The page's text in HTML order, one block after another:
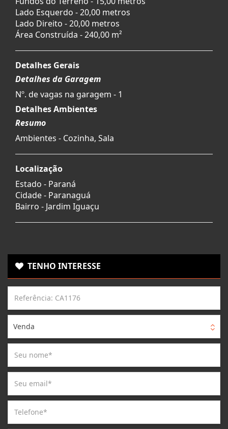
Lado Esquerdo - 20,00 metros
Lado Direito - 20,00 metros
Área Construída - 240,00 m²
Detalhes Gerais
Detalhes da Garagem
Nº. de vagas na garagem - 1
Detalhes Ambientes
Resumo
Ambientes - Cozinha, Sala
Localização
Estado - Paraná
Cidade - Paranaguá
Bairro - Jardim Iguaçu
TENHO INTERESSE
Venda